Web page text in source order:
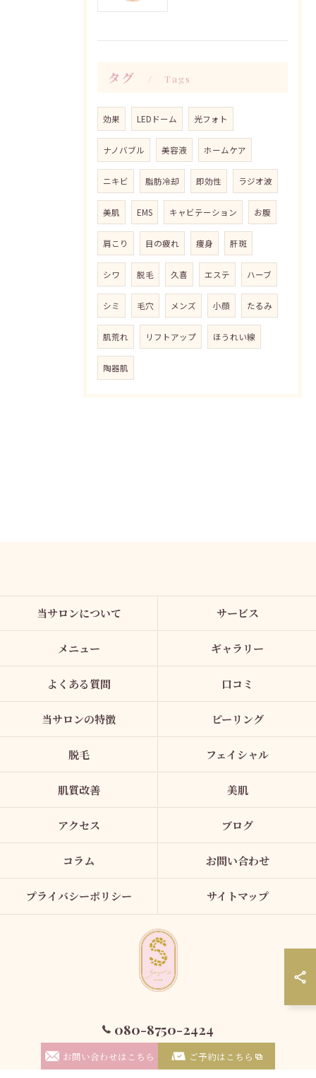
タグ Tags
効果 LEDドーム 光フォト
ナノバブル 美容液 ホームケア
ニキビ 脂肪冷却 即効性 ラジオ波
美肌 EMS キャビテーション お腹
肩こり 目の疲れ 痩身 肝斑
シワ 脱毛 久喜 エステ ハーブ
シミ 毛穴 メンズ 小顔 たるみ
肌荒れ リフトアップ ほうれい線
陶器肌
080-8750-2424
お問い合わせはこちら ご予約はこちら
当サロンについて サービス
メニュー ギャラリー
よくある質問 口コミ
当サロンの特徴 ピーリング
脱毛 フェイシャル
肌質改善 美肌
アクセス ブログ
コラム お問い合わせ
プライバシーポリシー サイトマップ
© 2026 埼玉県久喜のエステならSugar...iyr ALL RIGHTS RESERVED.